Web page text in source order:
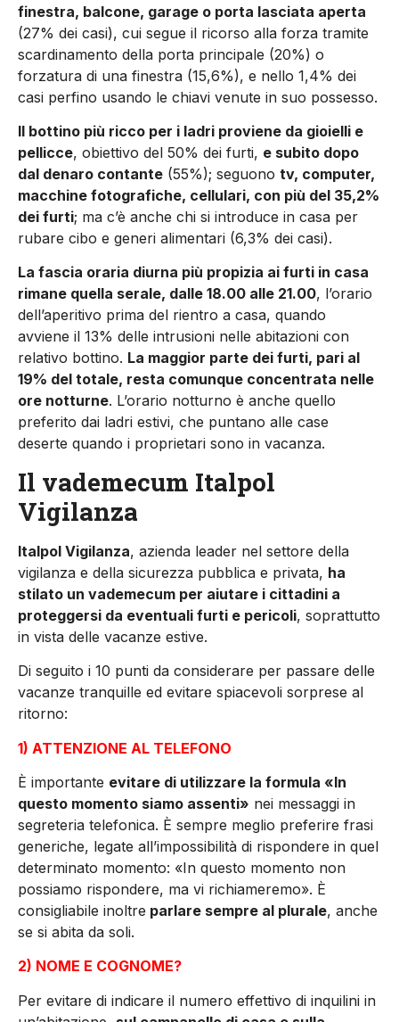
finestra, balcone, garage o porta lasciata aperta
(27% dei casi), cui segue il ricorso alla forza tramite
scardinamento della porta principale (20%) o
forzatura di una finestra (15,6%), e nello 1,4% dei
casi perfino usando le chiavi venute in suo possesso.
Il bottino più ricco per i ladri proviene da gioielli e
pellicce, obiettivo del 50% dei furti, e subito dopo
dal denaro contante (55%); seguono tv, computer,
macchine fotografiche, cellulari, con più del 35,2%
dei furti; ma c’è anche chi si introduce in casa per
rubare cibo e generi alimentari (6,3% dei casi).
La fascia oraria diurna più propizia ai furti in casa
rimane quella serale, dalle 18.00 alle 21.00, l’orario
dell’aperitivo prima del rientro a casa, quando
avviene il 13% delle intrusioni nelle abitazioni con
relativo bottino. La maggior parte dei furti, pari al
19% del totale, resta comunque concentrata nelle
ore notturne. L’orario notturno è anche quello
preferito dai ladri estivi, che puntano alle case
deserte quando i proprietari sono in vacanza.
Il vademecum Italpol
Vigilanza
Italpol Vigilanza, azienda leader nel settore della
vigilanza e della sicurezza pubblica e privata, ha
stilato un vademecum per aiutare i cittadini a
proteggersi da eventuali furti e pericoli, soprattutto
in vista delle vacanze estive.
Di seguito i 10 punti da considerare per passare delle
vacanze tranquille ed evitare spiacevoli sorprese al
ritorno:
1) ATTENZIONE AL TELEFONO
È importante evitare di utilizzare la formula «In
questo momento siamo assenti» nei messaggi in
segreteria telefonica. È sempre meglio preferire frasi
generiche, legate all’impossibilità di rispondere in quel
determinato momento: «In questo momento non
possiamo rispondere, ma vi richiameremo». È
consigliabile inoltre parlare sempre al plurale, anche
se si abita da soli.
2) NOME E COGNOME?
Per evitare di indicare il numero effettivo di inquilini in